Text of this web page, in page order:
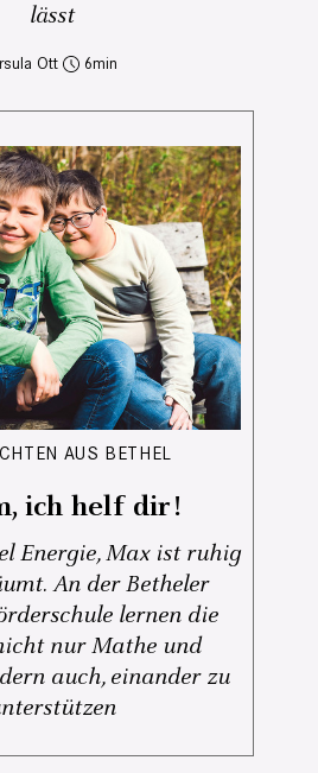
lässt
Ott 6
AUS BETHEL
ich helf dir!
Energie, Max ist ruhig
An der Betheler
lernen die
nur Mathe und
auch, einander zu